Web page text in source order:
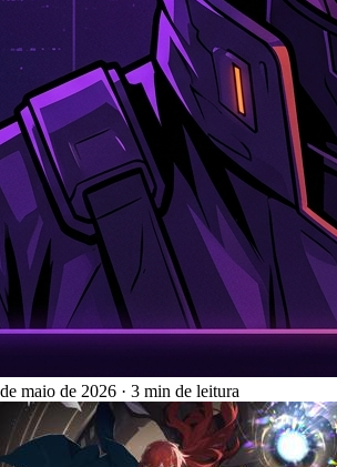
maio de 2026 · 3 min de leitura